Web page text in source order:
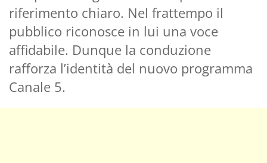
riferimento chiaro. Nel frattempo il
pubblico riconosce in lui una voce
affidabile. Dunque la conduzione
rafforza l’identità del nuovo programma
Canale 5.